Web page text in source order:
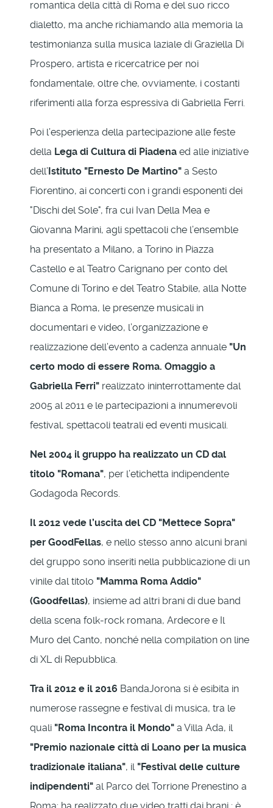
romantica della città di Roma e del suo ricco
dialetto, ma anche richiamando alla memoria la
testimonianza sulla musica laziale di Graziella Di
Prospero, artista e ricercatrice per noi
fondamentale, oltre che, ovviamente, i costanti
riferimenti alla forza espressiva di Gabriella Ferri.
Poi l’esperienza della partecipazione alle feste
della Lega di Cultura di Piadena ed alle iniziative
dell’Istituto "Ernesto De Martino" a Sesto
Fiorentino, ai concerti con i grandi esponenti dei
"Dischi del Sole", fra cui Ivan Della Mea e
Giovanna Marini, agli spettacoli che l’ensemble
ha presentato a Milano, a Torino in Piazza
Castello e al Teatro Carignano per conto del
Comune di Torino e del Teatro Stabile, alla Notte
Bianca a Roma, le presenze musicali in
documentari e video, l’organizzazione e
realizzazione dell’evento a cadenza annuale "Un
certo modo di essere Roma. Omaggio a
Gabriella Ferri" realizzato ininterrottamente dal
2005 al 2011 e le partecipazioni a innumerevoli
festival, spettacoli teatrali ed eventi musicali.
Nel 2004 il gruppo ha realizzato un CD dal
titolo "Romana", per l’etichetta indipendente
Godagoda Records.
Il 2012 vede l’uscita del CD "Mettece Sopra"
per GoodFellas, e nello stesso anno alcuni brani
del gruppo sono inseriti nella pubblicazione di un
vinile dal titolo "Mamma Roma Addio"
(Goodfellas), insieme ad altri brani di due band
della scena folk-rock romana, Ardecore e Il
Muro del Canto, nonché nella compilation on line
di XL di Repubblica.
Tra il 2012 e il 2016 BandaJorona si è esibita in
numerose rassegne e festival di musica, tra le
quali "Roma Incontra il Mondo" a Villa Ada, il
"Premio nazionale città di Loano per la musica
tradizionale italiana", il "Festival delle culture
indipendenti" al Parco del Torrione Prenestino a